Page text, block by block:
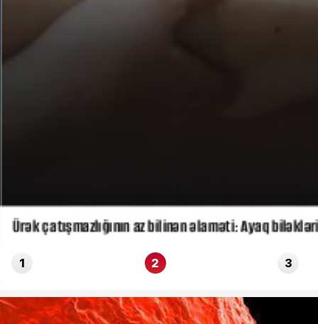
Ürək çatışmazlığının az bilinən əlaməti: Ayaq
1 2 3